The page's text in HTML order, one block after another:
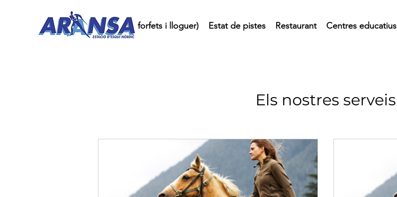
Inici Compra online (forfets i lloguer) Estat de pistes Restaurant Centres educatius
Els nostres serveis